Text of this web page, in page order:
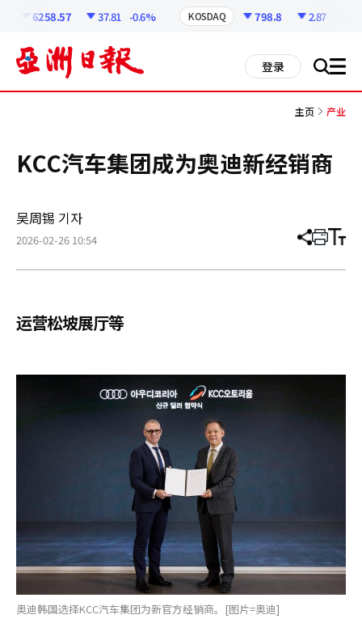
6258.57 37.81 -0.6% KOSDAQ 798.8 2.87
登录 搜 all
主页 产业
KCC汽车集团成为奥迪新经销商
吴周锡 기자
2026-02-26 10:54 分
章
打 调
小
运营松坡展厅等
奥迪韩国选择KCC汽车集团为新官方经销商。[图片=奥迪]